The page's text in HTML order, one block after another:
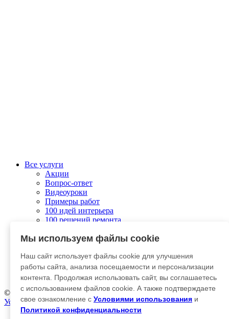
Все услуги
Акции
Вопрос-ответ
Видеоуроки
Примеры работ
100 идей интерьера
100 решений ремонта
О компании
Отправить заявку
Личный кабинет
Гарантия и возврат
© 2012-2025 Kraska-Dekor
Условия использования | Политика конфиденциальности
Мы используем файлы cookie
Наш сайт использует файлы cookie для улучшения
работы сайта, анализа посещаемости и персонализации
контента. Продолжая использовать сайт, вы соглашаетесь
с использованием файлов cookie. А также подтверждаете
свое ознакомление с Условиями использования и
Политикой конфиденциальности